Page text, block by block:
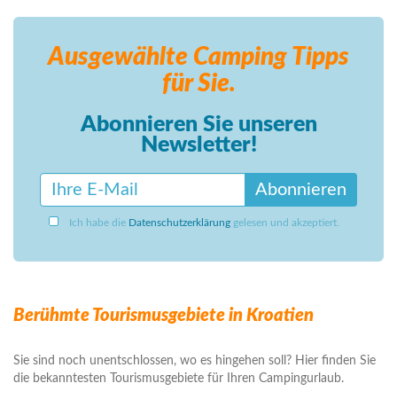
Ausgewählte Camping Tipps
für Sie.
Abonnieren Sie unseren
Newsletter!
Abonnieren
Ich habe die Datenschutzerklärung gelesen und akzeptiert.
Berühmte Tourismusgebiete in Kroatien
Sie sind noch unentschlossen, wo es hingehen soll? Hier finden Sie
die bekanntesten Tourismusgebiete für Ihren Campingurlaub.